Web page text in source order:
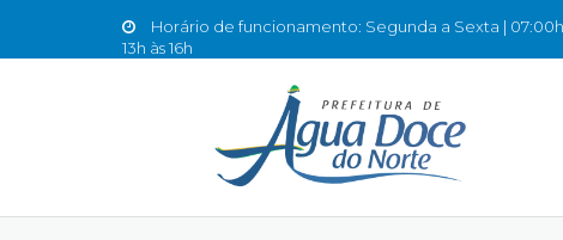
Horário de funcionamento: Segunda a Sexta | 07:00h
13h às 16h